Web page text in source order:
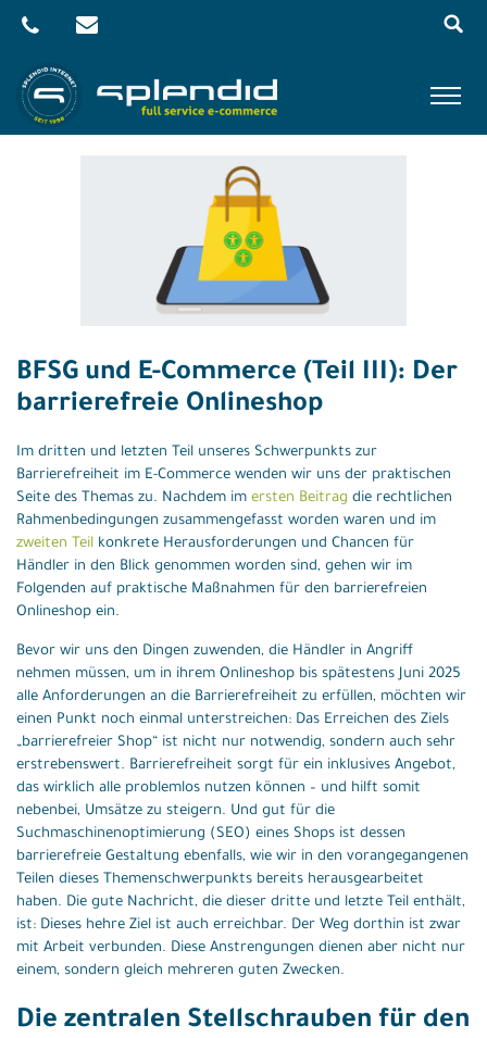
Skip
Menu
Shop
BFSG und E-Commerce (Teil III): Der
barrierefreie Onlineshop
Im dritten und letzten Teil unseres Schwerpunkts zur
Barrierefreiheit im E-Commerce wenden wir uns der praktischen
Seite des Themas zu. Nachdem im ersten Beitrag die rechtlichen
Rahmenbedingungen zusammengefasst worden waren und im
zweiten Teil konkrete Herausforderungen und Chancen für
Händler in den Blick genommen worden sind, gehen wir im
Folgenden auf praktische Maßnahmen für den barrierefreien
Onlineshop ein.
Bevor wir uns den Dingen zuwenden, die Händler in Angriff
nehmen müssen, um in ihrem Onlineshop bis spätestens Juni 2025
alle Anforderungen an die Barrierefreiheit zu erfüllen, möchten wir
einen Punkt noch einmal unterstreichen: Das Erreichen des Ziels
„barrierefreier Shop“ ist nicht nur notwendig, sondern auch sehr
erstrebenswert. Barrierefreiheit sorgt für ein inklusives Angebot,
das wirklich alle problemlos nutzen können – und hilft somit
nebenbei, Umsätze zu steigern. Und gut für die
Suchmaschinenoptimierung (SEO) eines Shops ist dessen
barrierefreie Gestaltung ebenfalls, wie wir in den vorangegangenen
Teilen dieses Themenschwerpunkts bereits herausgearbeitet
haben. Die gute Nachricht, die dieser dritte und letzte Teil enthält,
ist: Dieses hehre Ziel ist auch erreichbar. Der Weg dorthin ist zwar
mit Arbeit verbunden. Diese Anstrengungen dienen aber nicht nur
einem, sondern gleich mehreren guten Zwecken.
Die zentralen Stellschrauben für den